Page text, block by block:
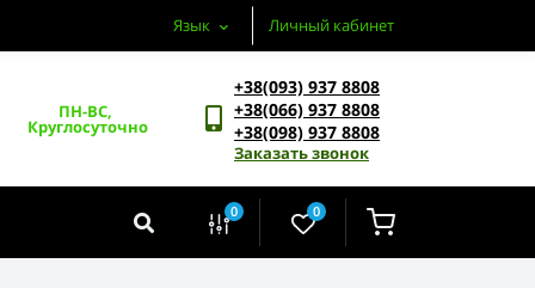
Язык Личный кабинет
ПН-ВС,
Круглосуточно
+38(093) 937 8808
+38(066) 937 8808
+38(098) 937 8808
Заказать звонок
0 0